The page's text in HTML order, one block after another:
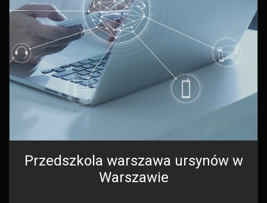
Przedszkola warszawa ursynów w
Warszawie